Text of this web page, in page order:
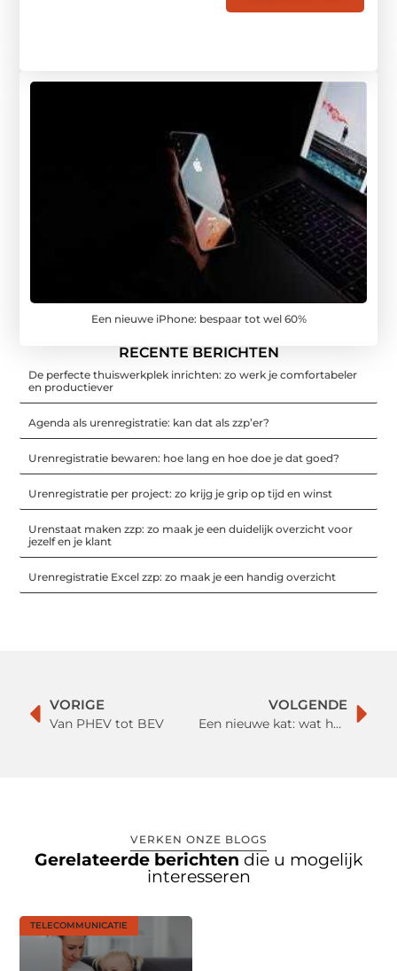
Een nieuwe iPhone: bespaar tot wel 60%
RECENTE BERICHTEN
De perfecte thuiswerkplek inrichten: zo werk je comfortabeler
en productiever
Agenda als urenregistratie: kan dat als zzp’er?
Urenregistratie bewaren: hoe lang en hoe doe je dat goed?
Urenregistratie per project: zo krijg je grip op tijd en winst
Urenstaat maken zzp: zo maak je een duidelijk overzicht voor
jezelf en je klant
Urenregistratie Excel zzp: zo maak je een handig overzicht
VORIGE
Van PHEV tot BEV
VOLGENDE
Een nieuwe kat: wat heb je allemaal nodig?
VERKEN ONZE BLOGS
Gerelateerde berichten die u mogelijk
interesseren
TELECOMMUNICATIE